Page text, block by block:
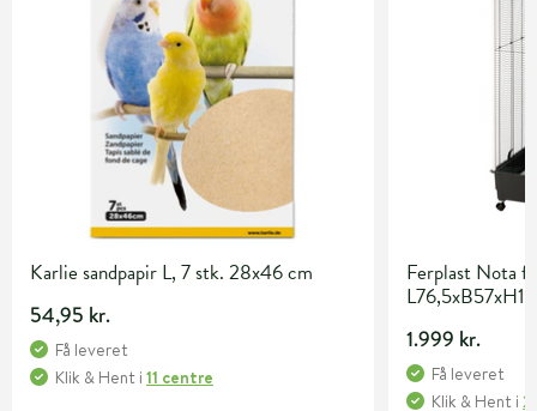
Karlie sandpapir L, 7 stk. 28x46 cm
54,95 kr.
Få leveret
Klik & Hent i 11 centre
Ferplast Nota
1.999 kr.
Få leveret
Klik & Hent i2